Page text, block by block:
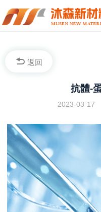
返回
抗體-
2023-03-